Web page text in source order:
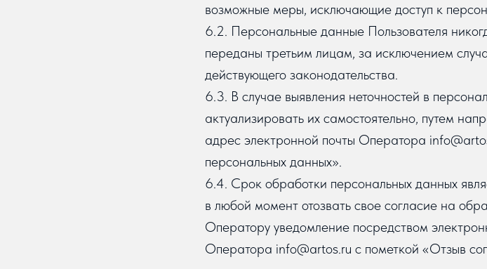
возможные меры, исключающие доступ к
6.2. Персональные данные Пользователя
переданы третьим лицам, за исключением
действующего законодательства.
6.3. В случае выявления неточностей в
актуализировать их самостоятельно, путем
адрес электронной почты Оператора
персональных данных».
6.4. Срок обработки персональных данных
в любой момент отозвать свое согласие на
Оператору уведомление посредством
Оператора info@artos.ru с пометкой «Отзыв